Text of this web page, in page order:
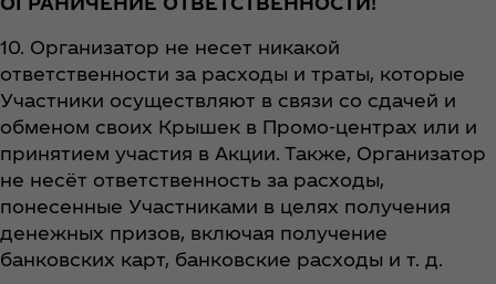
10. Организатор не несет никакой
ответственности за расходы и траты, которые
Участники осуществляют в связи со сдачей и
обменом своих Крышек в Промо-центрах или и
принятием участия в Акции. Также, Организатор
не несёт ответственность за расходы,
понесенные Участниками в целях получения
денежных призов, включая получение
банковских карт, банковские расходы и т. д.